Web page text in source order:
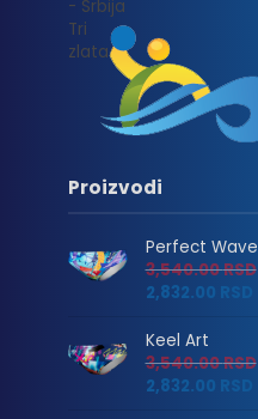
Proizvodi
Perfect Wave
3,540.00RSD
2,832.00 RSD
Keel Art
3,540.00RSD
2,832.00 RSD